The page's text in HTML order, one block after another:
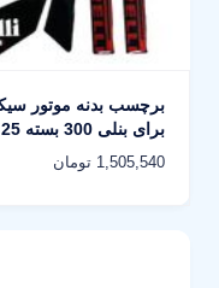
برای بنلی 300 بسته 25 عددی
1,505,540 تومان